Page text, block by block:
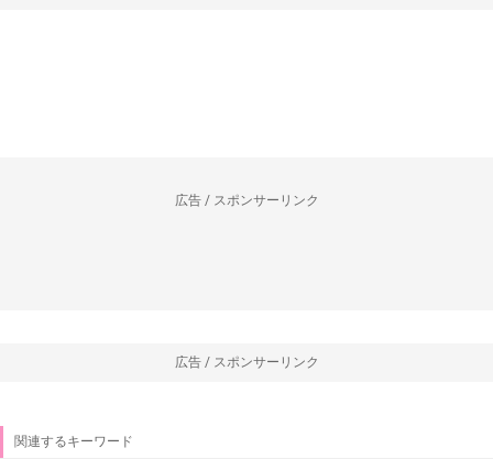
広告 / スポンサーリンク
広告 / スポンサーリンク
関連するキーワード